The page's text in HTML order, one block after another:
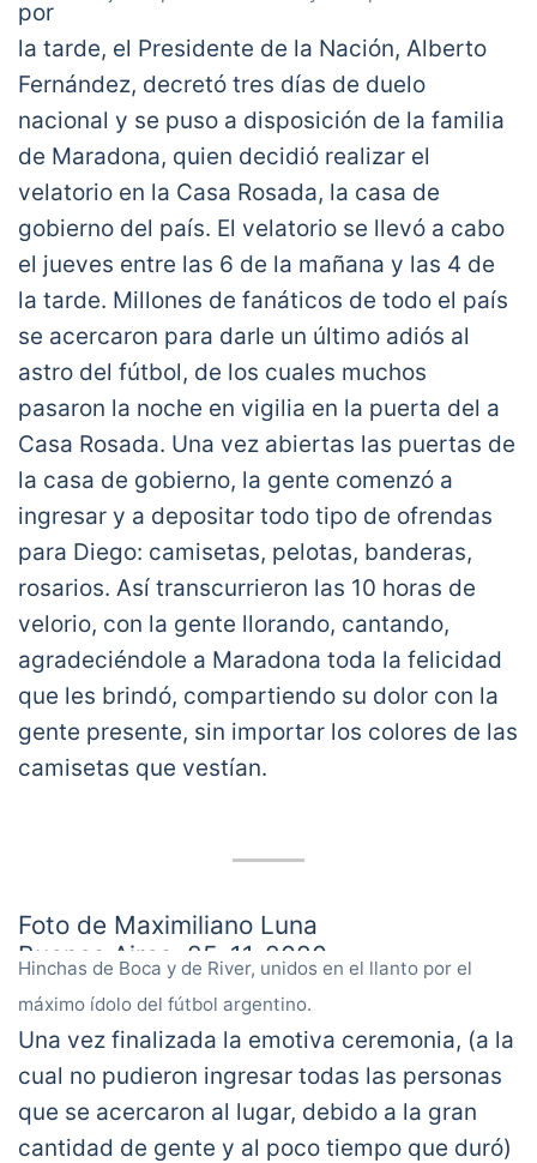
pic.twitter.com/jLcWFs84sz
— Juli Giaco ⚽⚡ (@GiacoJuli)
November 26, 2020
por
la tarde, el Presidente de la Nación, Alberto
Fernández, decretó tres días de duelo
nacional y se puso a disposición de la familia
de Maradona, quien decidió realizar el
velatorio en la Casa Rosada, la casa de
gobierno del país. El velatorio se llevó a cabo
el jueves entre las 6 de la mañana y las 4 de
la tarde. Millones de fanáticos de todo el país
se acercaron para darle un último adiós al
astro del fútbol, de los cuales muchos
pasaron la noche en vigilia en la puerta del a
Casa Rosada. Una vez abiertas las puertas de
la casa de gobierno, la gente comenzó a
ingresar y a depositar todo tipo de ofrendas
para Diego: camisetas, pelotas, banderas,
rosarios. Así transcurrieron las 10 horas de
velorio, con la gente llorando, cantando,
agradeciéndole a Maradona toda la felicidad
que les brindó, compartiendo su dolor con la
gente presente, sin importar los colores de las
camisetas que vestían.
Foto de Maximiliano Luna
Buenos Aires, 25-11-2020
pic.twitter.com/8QWC8lW2KI
— Cora Gamarnik (@coragamarnik)
26, 2020
Hinchas de Boca y de River, unidos en el llanto por el
máximo ídolo del fútbol argentino.
Una vez finalizada la emotiva ceremonia, (a la
cual no pudieron ingresar todas las personas
que se acercaron al lugar, debido a la gran
cantidad de gente y al poco tiempo que duró)